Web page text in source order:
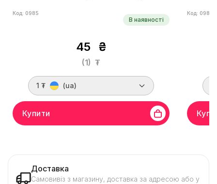
Код: 0985
В наявності
45 ₴
(1) ₮
1 ₮ (ua)
Купити
Код: 0989
Доставка
Самовивіз з магазину, доставка за адресою або у